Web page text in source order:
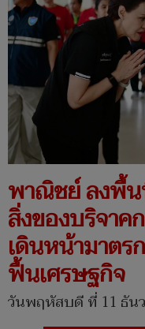
พาณิชย์ ลงพื้
สิ่งของบริจาค
เดินหน้ามาตร
ฟื้นเศรษฐกิจ
วันพฤหัสบดี ที่ 11 ธัน